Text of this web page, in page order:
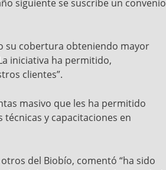
siguiente se suscribe un convenio
su cobertura obteniendo mayor
iniciativa ha permitido,
clientes”.
masivo que les ha permitido
y capacitaciones en
del Biobío, comentó “ha sido